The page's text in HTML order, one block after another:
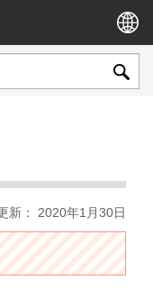
新： 2020年1月30日